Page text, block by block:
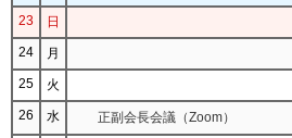
23
日
24
月
25
火
26
水 正副会長会議（Zoom）